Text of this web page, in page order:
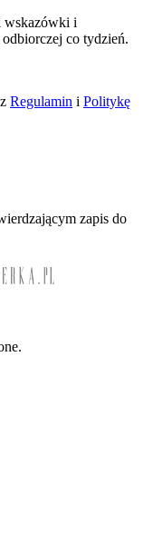
wskazówki i
co tydzień.
Regulamin i Politykę
zapis do